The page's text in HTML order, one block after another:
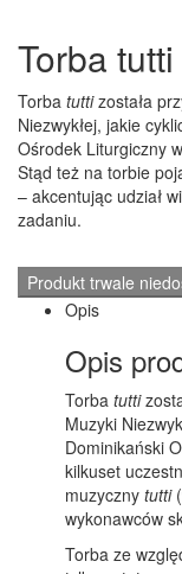
Torba tutti
Torba tuttizostała
Niezwykłej, jakie
Ośrodek Liturgiczny
Stąd też na torbie
– akcentując udział
zadaniu.
Produkt trwale
Opis
Opis
Torba tutti
Muzyki
Dominikański
kilkuset
muzyczny tutti
wykonawców
Torba ze